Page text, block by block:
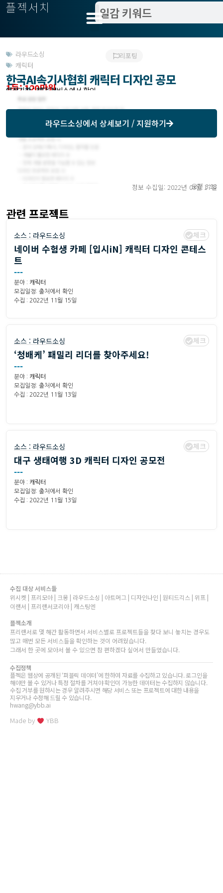
플젝서치
라우드소싱
캐릭터
리포팅
한국AI속기사협회 캐릭터 디자인 공모
1등: 120만원
모집기한 : 103/31
예상기간 : 해당 서비스에서 확인
라우드소싱에서 상세보기 / 지원하기
정보 수집일: 2022년 03월 17일
오전 3:28
관련 프로젝트
소스 : 라우드소싱 체크
네이버 수험생 카페 [입시iN] 캐릭터 디자인 콘테스
트
---
분야 : 캐릭터
모집일정: 출처에서 확인
수집 : 2022년 11월 15일
소스 : 라우드소싱 체크
‘청배케’ 패밀리 리더를 찾아주세요!
---
분야 : 캐릭터
모집일정: 출처에서 확인
수집 : 2022년 11월 13일
소스 : 라우드소싱 체크
대구 생태여행 3D 캐릭터 디자인 공모전
---
분야 : 캐릭터
모집일정: 출처에서 확인
수집 : 2022년 11월 13일
수집 대상 서비스들
위시켓 | 프리모아 | 크몽 | 라우드소싱 | 아트머그 | 디자인나인 | 원티드긱스 | 위프 |
이랜서 | 프리랜서코리아 | 캐스팅엔
플젝소개
프리랜서로 몇 해간 활동하면서 서비스별로 프로젝트들을 찾다 보니 놓치는 경우도
많고 매번 모든 서비스들을 확인하는 것이 어려웠습니다.
그래서 한 곳에 모아서 볼 수 있으면 참 편하겠다 싶어서 만들었습니다.
수집정책
플젝은 웹상에 공개된 ‘퍼블릭 데이터’에 한하여 자료를 수집하고 있습니다. 로그인을
해야만 볼 수 있거나 특정 절차를 거쳐야 확인이 가능한 데이터는 수집하지 않습니다.
수집 거부를 원하시는 경우 알려주시면 해당 서비스 또는 프로젝트에 대한 내용을
지우거나 수정해 드릴 수 있습니다.
hwang@ybb.ai
Made by YBB